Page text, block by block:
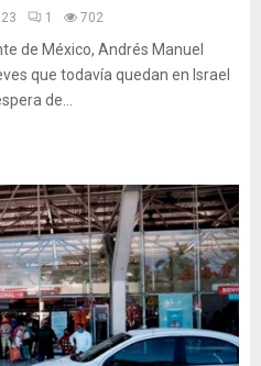
1 702
de México, Andrés Manuel
que todavía quedan en Israel
de...